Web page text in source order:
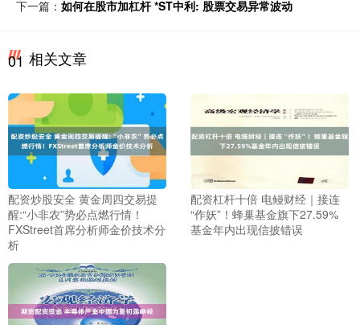
下一篇： 如何在股市加杠杆 *ST中利: 股票交易异常波动
01 相关文章
配资炒股安全 黄金周四交易提
醒:“小非农”势必点燃行情！
FXStreet首席分析师金价技术分
析
配资杠杆十倍 电鳗财经｜接连
“作妖”！蜂巢基金旗下27.59%
基金年内出现信披错误